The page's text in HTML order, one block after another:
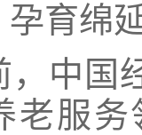
孕育绵
，中国
老服